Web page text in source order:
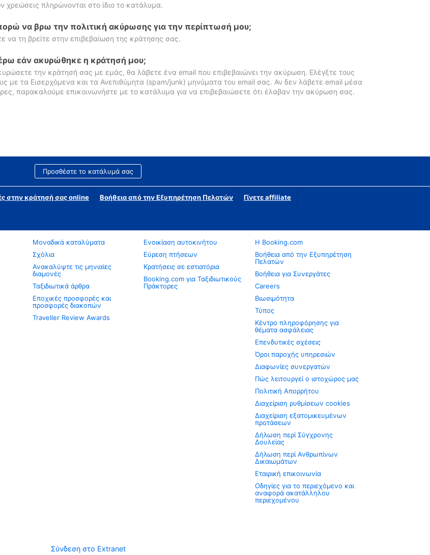
χρεώσεις πληρώνονται στο ίδιο το κατάλυμα.
να βρω την πολιτική ακύρωσης για την περίπτωσή μου;
να τη βρείτε στην επιβεβαίωση της κράτησης σας.
εάν ακυρώθηκε η κράτησή μου;
την κράτησή σας με εμάς, θα λάβετε ένα email που επιβεβαιώνει την ακύρωση. Ελέγξτε τους
με τα Εισερχόμενα και τα Ανεπιθύμητα (spam/junk) μηνύματα του email σας. Αν δεν λάβετε email μέσα
παρακαλούμε επικοινωνήστε με το κατάλυμα για να επιβεβαιώσετε ότι έλαβαν την ακύρωση σας.
Προσθέστε το κατάλυμά σας
στην κράτησή σας online Βοήθεια από την Εξυπηρέτηση Πελατών Γίνετε affiliate
Μοναδικά καταλύματα
Σχόλια
Ανακαλύψτε τις μηνιαίες
διαμονές
Ταξιδιωτικά άρθρα
Εποχικές προσφορές και
προσφορές διακοπών
Traveller Review Awards
Ενοικίαση αυτοκινήτου
Εύρεση πτήσεων
Κρατήσεις σε εστιατόρια
Booking.com για Ταξιδιωτικούς
Πράκτορες
Η Booking.com
Βοήθεια από την Εξυπηρέτηση
Πελατών
Βοήθεια για Συνεργάτες
Careers
Βιωσιμότητα
Τύπος
Κέντρο πληροφόρησης για
θέματα ασφάλειας
Επενδυτικές σχέσεις
Όροι παροχής υπηρεσιών
Διαφωνίες συνεργατών
Πώς λειτουργεί ο ιστοχώρος μας
Πολιτική Απορρήτου
Διαχείριση ρυθμίσεων cookies
Διαχείριση εξατομικευμένων
προτάσεων
Δήλωση περί Σύγχρονης
Δουλείας
Δήλωση περί Ανθρωπίνων
Δικαιωμάτων
Εταιρική επικοινωνία
Οδηγίες για το περιεχόμενο και
αναφορά ακατάλληλου
περιεχομένου
Σύνδεση στο Extranet